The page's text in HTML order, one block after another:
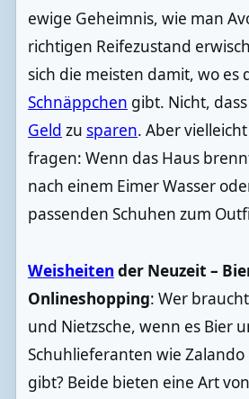
ewige Geheimnis, wie man
richtigen Reifezustand
sich die meisten damit, wo es
Schnäppchen gibt. Nicht,
Geld zu sparen. Aber
fragen: Wenn das Haus
nach einem Eimer Wasser
passenden Schuhen zum
Weisheiten der Neuzeit –
Onlineshopping: Wer
und Nietzsche, wenn es Bier
Schuhlieferanten wie
gibt? Beide bieten eine Art